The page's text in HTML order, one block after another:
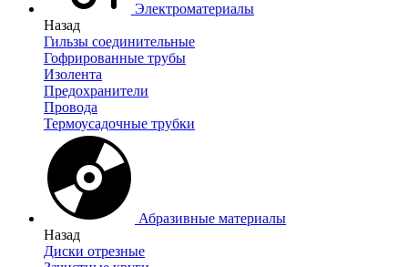
Электроматериалы
Назад
Гильзы соединительные
Гофрированные трубы
Изолента
Предохранители
Провода
Термоусадочные трубки
Абразивные материалы
Назад
Диски отрезные